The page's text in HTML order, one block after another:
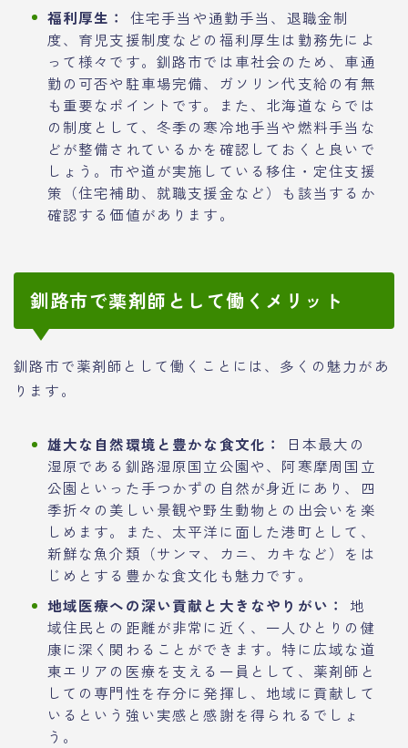
福利厚生：
住宅手当や通勤手当、退職金制
度、育児支援制度などの福利厚生は勤務先によ
って様々です。釧路市では車社会のため、車通
勤の可否や駐車場完備、ガソリン代支給の有無
も重要なポイントです。また、北海道ならでは
の制度として、冬季の寒冷地手当や燃料手当な
どが整備されているかを確認しておくと良いで
しょう。市や道が実施している移住・定住支援
策（住宅補助、就職支援金など）も該当するか
確認する価値があります。
釧路市で薬剤師として働くメリット
釧路市で薬剤師として働くことには、多くの魅力があ
ります。
雄大な自然環境と豊かな食文化：
日本最大の
湿原である釧路湿原国立公園や、阿寒摩周国立
公園といった手つかずの自然が身近にあり、四
季折々の美しい景観や野生動物との出会いを楽
しめます。また、太平洋に面した港町として、
新鮮な魚介類（サンマ、カニ、カキなど）をは
じめとする豊かな食文化も魅力です。
地域医療への深い貢献と大きなやりがい：
地
域住民との距離が非常に近く、一人ひとりの健
康に深く関わることができます。特に広域な道
東エリアの医療を支える一員として、薬剤師と
しての専門性を存分に発揮し、地域に貢献して
いるという強い実感と感謝を得られるでしょ
う。